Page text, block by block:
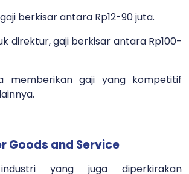
berkisar antara Rp12-90 juta.
direktur, gaji berkisar antara Rp100-
memberikan gaji yang kompetitif
Goods and Service
yang juga diperkirakan